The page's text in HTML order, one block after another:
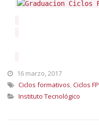
16 marzo, 2017
Ciclos formativos Ciclos FP
Instituto Tecnológico